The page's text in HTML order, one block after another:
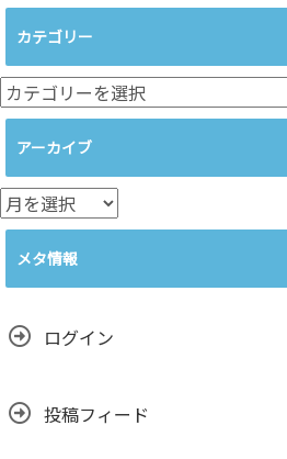
カテゴリー
カ
テ
リ
ー
アーカイブ
ア
ー
イ
メタ情報
ログイン
投稿フィード